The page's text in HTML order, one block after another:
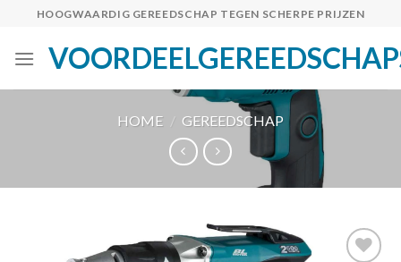
content
HOOGWAARDIG GEREEDSCHAP TEGEN SCHERPE PRIJZEN
HOME / GEREEDSCHAP